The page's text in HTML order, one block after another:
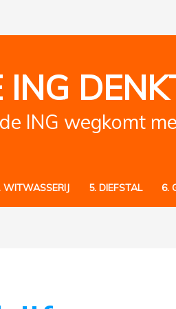
ING
ING wegkomt
WITWASSERIJ 5. DIEFSTAL 6.